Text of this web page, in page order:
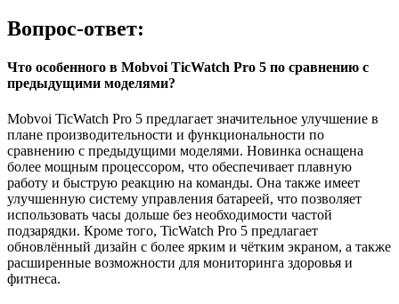
Вопрос-ответ:
Что особенного в Mobvoi TicWatch Pro 5 по сравнению с
предыдущими моделями?
Mobvoi TicWatch Pro 5 предлагает значительное улучшение в
плане производительности и функциональности по
сравнению с предыдущими моделями. Новинка оснащена
более мощным процессором, что обеспечивает плавную
работу и быструю реакцию на команды. Она также имеет
улучшенную систему управления батареей, что позволяет
использовать часы дольше без необходимости частой
подзарядки. Кроме того, TicWatch Pro 5 предлагает
обновлённый дизайн с более ярким и чётким экраном, а также
расширенные возможности для мониторинга здоровья и
фитнеса.